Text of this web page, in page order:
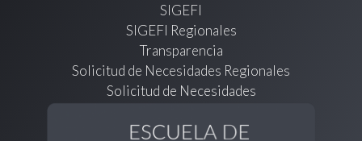
SIGEFI
SIGEFI Regionales
Transparencia
Solicitud de Necesidades Regionales
Solicitud de Necesidades